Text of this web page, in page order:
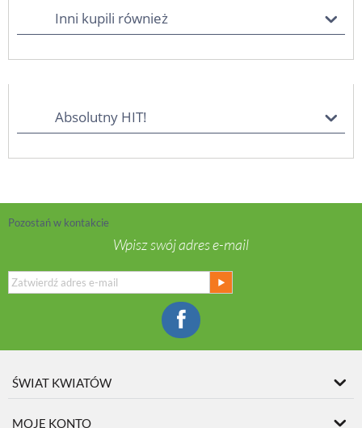
Inni kupili również
Absolutny HIT!
Pozostań w kontakcie
Wpisz swój adres e-mail
ŚWIAT KWIATÓW
MOJE KONTO